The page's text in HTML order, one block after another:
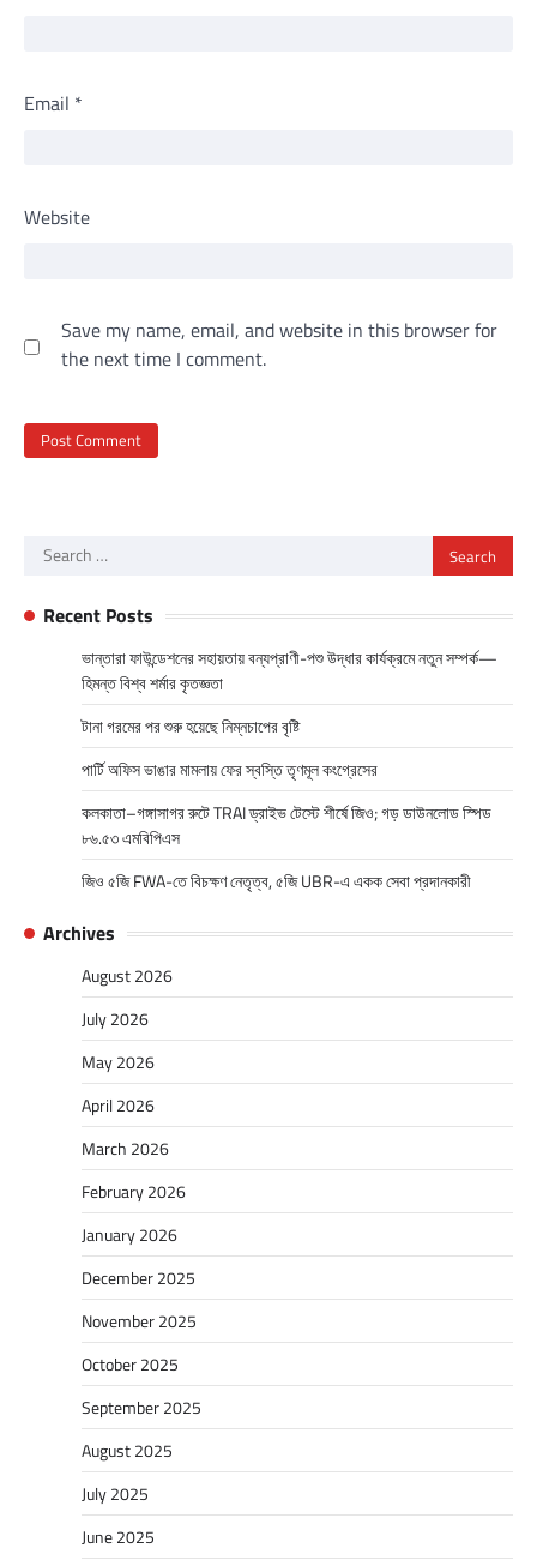
Email *
Website
Save my name, email, and website in this browser for
the next time I comment.
Search
Recent Posts
ভান্তারা ফাউন্ডেশনের সহায়তায় বন্যপ্রাণী-পশু উদ্ধার কার্যক্রমে নতুন সম্পর্ক—
হিমন্ত বিশ্ব শর্মার কৃতজ্ঞতা
টানা গরমের পর শুরু হয়েছে নিম্নচাপের বৃষ্টি
পার্টি অফিস ভাঙার মামলায় ফের স্বস্তি তৃণমূল কংগ্রেসের
কলকাতা–গঙ্গাসাগর রুটে TRAI ড্রাইভ টেস্টে শীর্ষে জিও; গড় ডাউনলোড স্পিড
৮৬.৫৩ এমবিপিএস
জিও ৫জি FWA-তে বিচক্ষণ নেতৃত্ব, ৫জি UBR-এ একক সেবা প্রদানকারী
Archives
August 2026
July 2026
May 2026
April 2026
March 2026
February 2026
January 2026
December 2025
November 2025
October 2025
September 2025
August 2025
July 2025
June 2025